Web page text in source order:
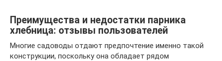
Преимущества и недостатки парника
хлебница: отзывы пользователей
Многие садоводы отдают предпочтение именно такой
конструкции, поскольку она обладает рядом